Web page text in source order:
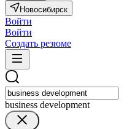
Новосибирск
Войти
Войти
Создать резюме
business development